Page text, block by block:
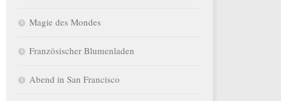
Magie des Mondes
Französischer Blumenladen
Abend in San Francisco